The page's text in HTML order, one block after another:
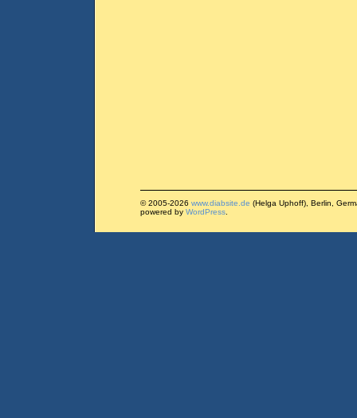
© 2005-2026 www.diabsite.de (Helga Uphoff), Berlin,
powered by WordPress.